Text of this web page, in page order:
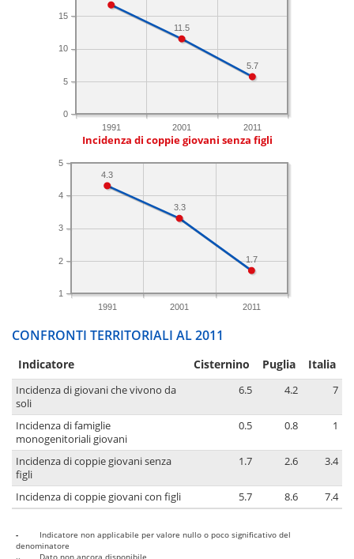
1991 2001 2011
0
5
10
15
5.7
11.5
Incidenza di coppie giovani senza figli
1991 2001 2011
1
2
3
4
5
1.7
3.3
4.3
CONFRONTI TERRITORIALI AL 2011
Indicatore Cisternino Puglia Italia
Incidenza di giovani che vivono da
soli
6.5 4.2 7
Incidenza di famiglie
monogenitoriali giovani
0.5 0.8 1
Incidenza di coppie giovani senza
figli
1.7 2.6 3.4
Incidenza di coppie giovani con figli 5.7 8.6 7.4
-
Indicatore non applicabile per valore nullo o poco significativo del
denominatore